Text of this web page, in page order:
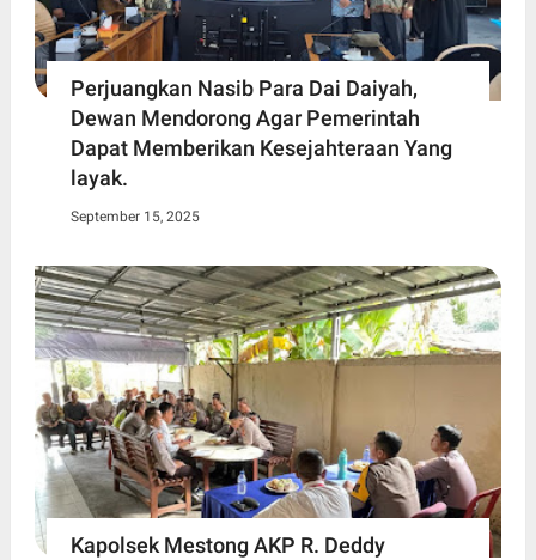
Perjuangkan Nasib Para Dai Daiyah,
Dewan Mendorong Agar Pemerintah
Dapat Memberikan Kesejahteraan Yang
layak.
September 15, 2025
Kapolsek Mestong AKP R. Deddy